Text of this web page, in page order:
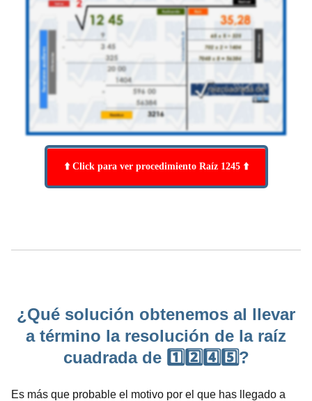
⬆️ Click para ver procedimiento Raíz 1245 ⬆️
¿Qué solución obtenemos al llevar
a término la resolución de la raíz
cuadrada de 1️⃣2️⃣4️⃣5️⃣?
Es más que probable el motivo por el que has llegado a